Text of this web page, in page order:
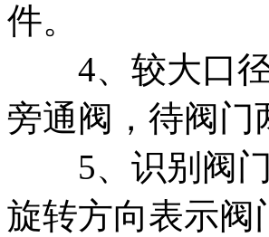
件。
4、较大口径
旁通阀，待阀门
5、识别阀门
旋转方向表示阀